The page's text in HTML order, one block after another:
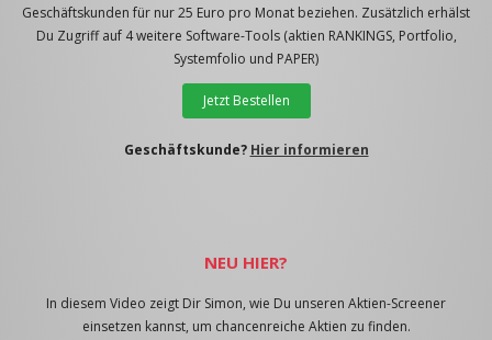
Geschäftskunden für nur 25 Euro pro Monat beziehen. Zusätzlich erhälst
Du Zugriff auf 4 weitere Software-Tools (aktien RANKINGS, Portfolio,
Systemfolio und PAPER)
Jetzt Bestellen
Geschäftskunde? Hier informieren
NEU HIER?
In diesem Video zeigt Dir Simon, wie Du unseren Aktien-Screener
einsetzen kannst, um chancenreiche Aktien zu finden.